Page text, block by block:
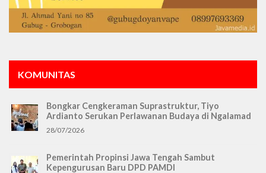
KOMUNITAS
Bongkar Cengkeraman Suprastruktur, Tiyo
Ardianto Serukan Perlawanan Budaya di Ngalamad
28/07/2026
Pemerintah Propinsi Jawa Tengah Sambut
Kepengurusan Baru DPD PAMDI